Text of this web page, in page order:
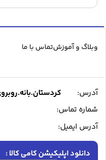
۱۲,۴۸۹,۰۰۰ تومان.
وبلاگ و آموزشتماس با ما
آدرس:
شماره تماس:
آدرس ایمیل:
دانلود اپلیکیشن کامی کالا :